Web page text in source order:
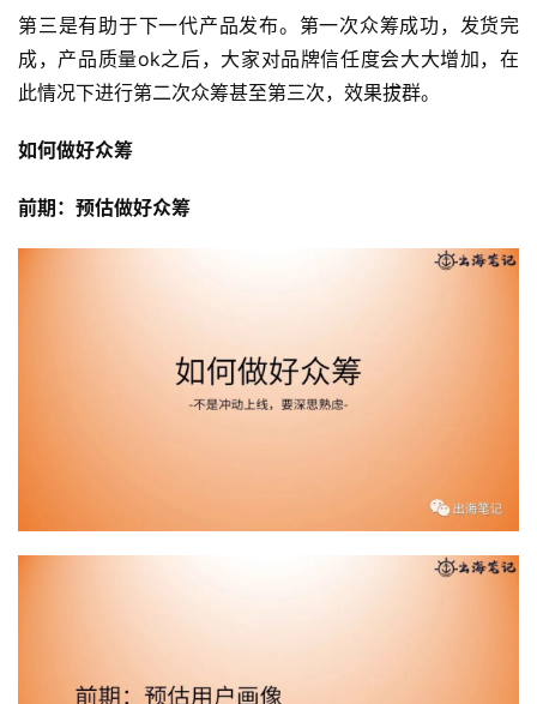
第三是有助于下一代产品发布。第一次众筹成功，发货完
成，产品质量ok之后，大家对品牌信任度会大大增加，在
此情况下进行第二次众筹甚至第三次，效果拔群。
如何做好众筹
前期：预估做好众筹